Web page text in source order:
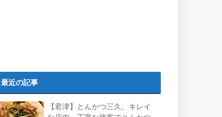
最近の記事
【君津】とんかつ三久。キレイ